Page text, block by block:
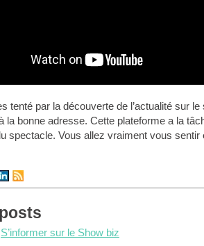
tenté par la découverte de l’actualité sur
la bonne adresse. Cette plateforme a la
spectacle. Vous allez vraiment vous
S’informer sur le Show biz